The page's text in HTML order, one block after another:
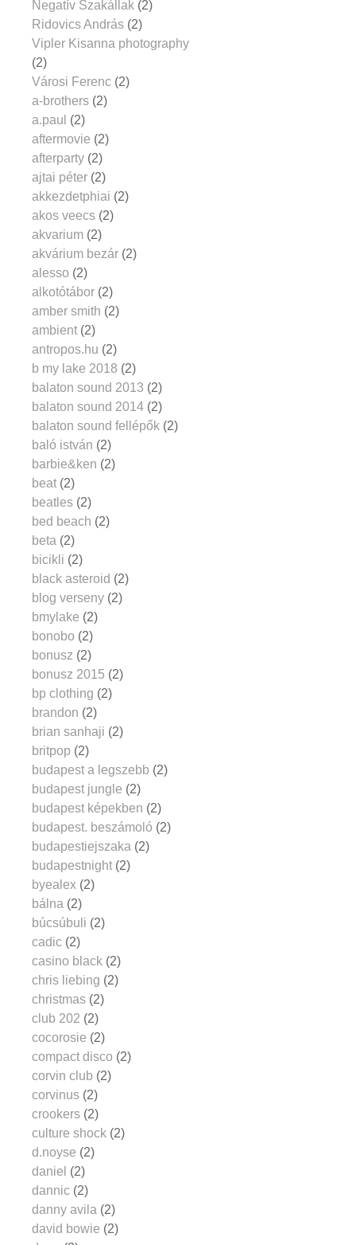
Negatív Szakállak (2)
Ridovics András (2)
Vipler Kisanna photography
(2)
Városi Ferenc (2)
a-brothers (2)
a.paul (2)
aftermovie (2)
afterparty (2)
ajtai péter (2)
akkezdetphiai (2)
akos veecs (2)
akvarium (2)
akvárium bezár (2)
alesso (2)
alkotótábor (2)
amber smith (2)
ambient (2)
antropos.hu (2)
b my lake 2018 (2)
balaton sound 2013 (2)
balaton sound 2014 (2)
balaton sound fellépők (2)
baló istván (2)
barbie&ken (2)
beat (2)
beatles (2)
bed beach (2)
beta (2)
bicikli (2)
black asteroid (2)
blog verseny (2)
bmylake (2)
bonobo (2)
bonusz (2)
bonusz 2015 (2)
bp clothing (2)
brandon (2)
brian sanhaji (2)
britpop (2)
budapest a legszebb (2)
budapest jungle (2)
budapest képekben (2)
budapest. beszámoló (2)
budapestiejszaka (2)
budapestnight (2)
byealex (2)
bálna (2)
búcsúbuli (2)
cadic (2)
casino black (2)
chris liebing (2)
christmas (2)
club 202 (2)
cocorosie (2)
compact disco (2)
corvin club (2)
corvinus (2)
crookers (2)
culture shock (2)
d.noyse (2)
daniel (2)
dannic (2)
danny avila (2)
david bowie (2)